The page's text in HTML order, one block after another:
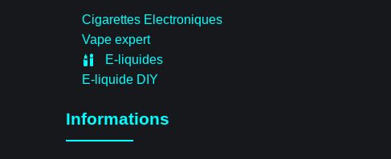
Cigarettes Electroniques
Vape expert
E-liquides
E-liquide DIY
Informations